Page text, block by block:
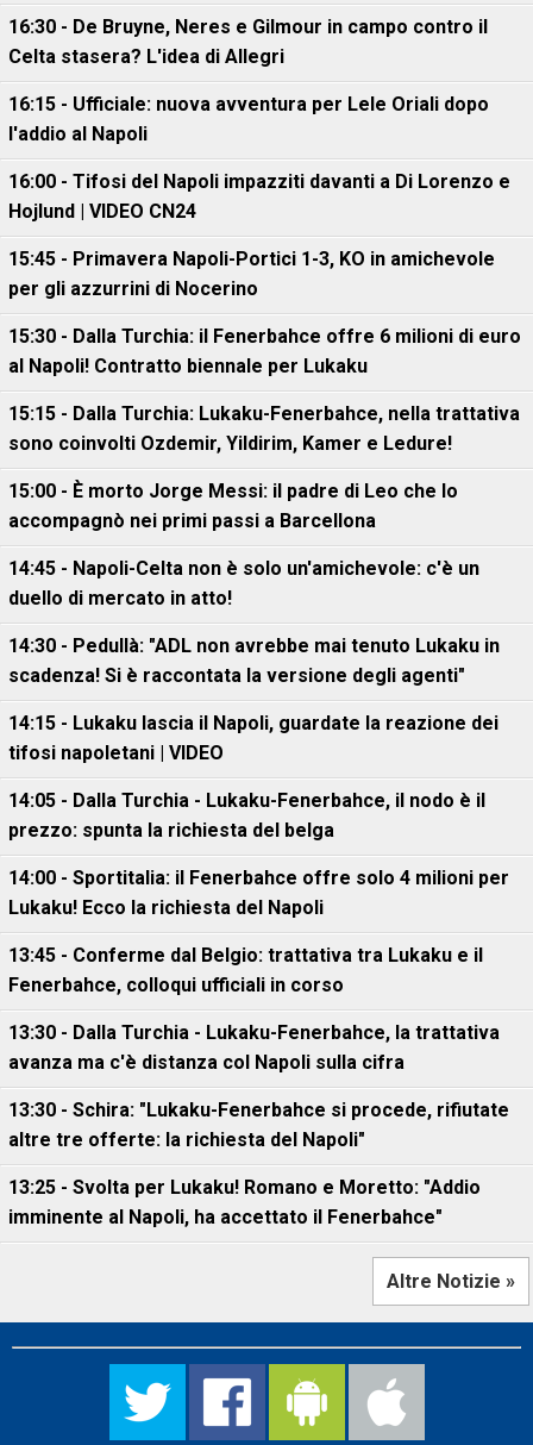
16:30 - De Bruyne, Neres e Gilmour in campo contro il
Celta stasera? L'idea di Allegri
16:15 - Ufficiale: nuova avventura per Lele Oriali dopo
l'addio al Napoli
16:00 - Tifosi del Napoli impazziti davanti a Di Lorenzo e
Hojlund | VIDEO CN24
15:45 - Primavera Napoli-Portici 1-3, KO in amichevole
per gli azzurrini di Nocerino
15:30 - Dalla Turchia: il Fenerbahce offre 6 milioni di euro
al Napoli! Contratto biennale per Lukaku
15:15 - Dalla Turchia: Lukaku-Fenerbahce, nella trattativa
sono coinvolti Ozdemir, Yildirim, Kamer e Ledure!
15:00 - È morto Jorge Messi: il padre di Leo che lo
accompagnò nei primi passi a Barcellona
14:45 - Napoli-Celta non è solo un'amichevole: c'è un
duello di mercato in atto!
14:30 - Pedullà: "ADL non avrebbe mai tenuto Lukaku in
scadenza! Si è raccontata la versione degli agenti"
14:15 - Lukaku lascia il Napoli, guardate la reazione dei
tifosi napoletani | VIDEO
14:05 - Dalla Turchia - Lukaku-Fenerbahce, il nodo è il
prezzo: spunta la richiesta del belga
14:00 - Sportitalia: il Fenerbahce offre solo 4 milioni per
Lukaku! Ecco la richiesta del Napoli
13:45 - Conferme dal Belgio: trattativa tra Lukaku e il
Fenerbahce, colloqui ufficiali in corso
13:30 - Dalla Turchia - Lukaku-Fenerbahce, la trattativa
avanza ma c'è distanza col Napoli sulla cifra
13:30 - Schira: "Lukaku-Fenerbahce si procede, rifiutate
altre tre offerte: la richiesta del Napoli"
13:25 - Svolta per Lukaku! Romano e Moretto: "Addio
imminente al Napoli, ha accettato il Fenerbahce"
Altre Notizie »